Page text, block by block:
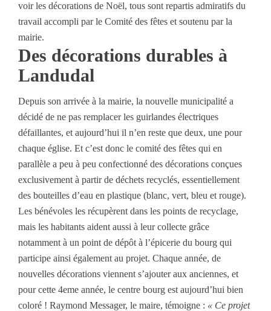
voir les décorations de Noël, tous sont repartis admiratifs du
travail accompli par le Comité des fêtes et soutenu par la
mairie.
Des décorations durables à
Landudal
Depuis son arrivée à la mairie, la nouvelle municipalité a
décidé de ne pas remplacer les guirlandes électriques
défaillantes, et aujourd’hui il n’en reste que deux, une pour
chaque église. Et c’est donc le comité des fêtes qui en
parallèle a peu à peu confectionné des décorations conçues
exclusivement à partir de déchets recyclés, essentiellement
des bouteilles d’eau en plastique (blanc, vert, bleu et rouge).
Les bénévoles les récupèrent dans les points de recyclage,
mais les habitants aident aussi à leur collecte grâce
notamment à un point de dépôt à l’épicerie du bourg qui
participe ainsi également au projet. Chaque année, de
nouvelles décorations viennent s’ajouter aux anciennes, et
pour cette 4eme année, le centre bourg est aujourd’hui bien
coloré ! Raymond Messager, le maire, témoigne : « Ce projet